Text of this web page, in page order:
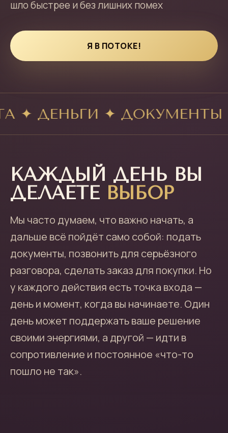
шло быстрее и без лишних помех
Я В ПОТОКЕ!
✦ ДЕНЬГИ ✦
КАЖДЫЙ ДЕНЬ ВЫ
ДЕЛАЕТЕ ВЫБОР
Мы часто думаем, что важно начать, а
дальше всё пойдёт само собой: подать
документы, позвонить для серьёзного
разговора, сделать заказ для покупки. Но
у каждого действия есть точка входа —
день и момент, когда вы начинаете. Один
день может поддержать ваше решение
своими энергиями, а другой — идти в
сопротивление и постоянное «что-то
пошло не так».